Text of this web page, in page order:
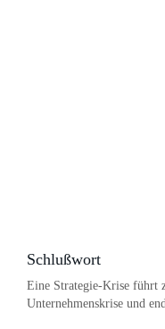
Schlußwort
Eine Strategie-Krise führt
Unternehmenskrise und